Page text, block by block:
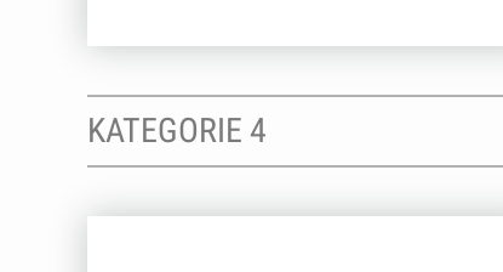
KATEGORIE 4